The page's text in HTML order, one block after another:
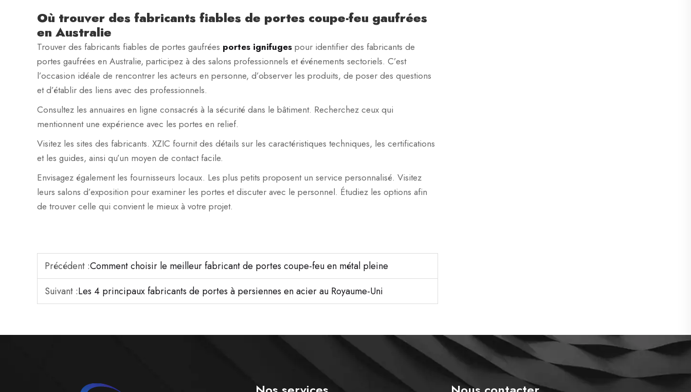
Où trouver des fabricants fiables de portes coupe-feu gaufrées
en Australie
Trouver des fabricants fiables de portes gaufrées portes ignifuges pour identifier des fabricants de
portes gaufrées en Australie, participez à des salons professionnels et événements sectoriels. C’est
l’occasion idéale de rencontrer les acteurs en personne, d’observer les produits, de poser des questions
et d’établir des liens avec des professionnels.
Consultez les annuaires en ligne consacrés à la sécurité dans le bâtiment. Recherchez ceux qui
mentionnent une expérience avec les portes en relief.
Visitez les sites des fabricants. XZIC fournit des détails sur les caractéristiques techniques, les certifications
et les guides, ainsi qu’un moyen de contact facile.
Envisagez également les fournisseurs locaux. Les plus petits proposent un service personnalisé. Visitez
leurs salons d’exposition pour examiner les portes et discuter avec le personnel. Étudiez les options afin
de trouver celle qui convient le mieux à votre projet.
Précédent :Comment choisir le meilleur fabricant de portes coupe-feu en métal pleine
Suivant :Les 4 principaux fabricants de portes à persiennes en acier au Royaume-Uni